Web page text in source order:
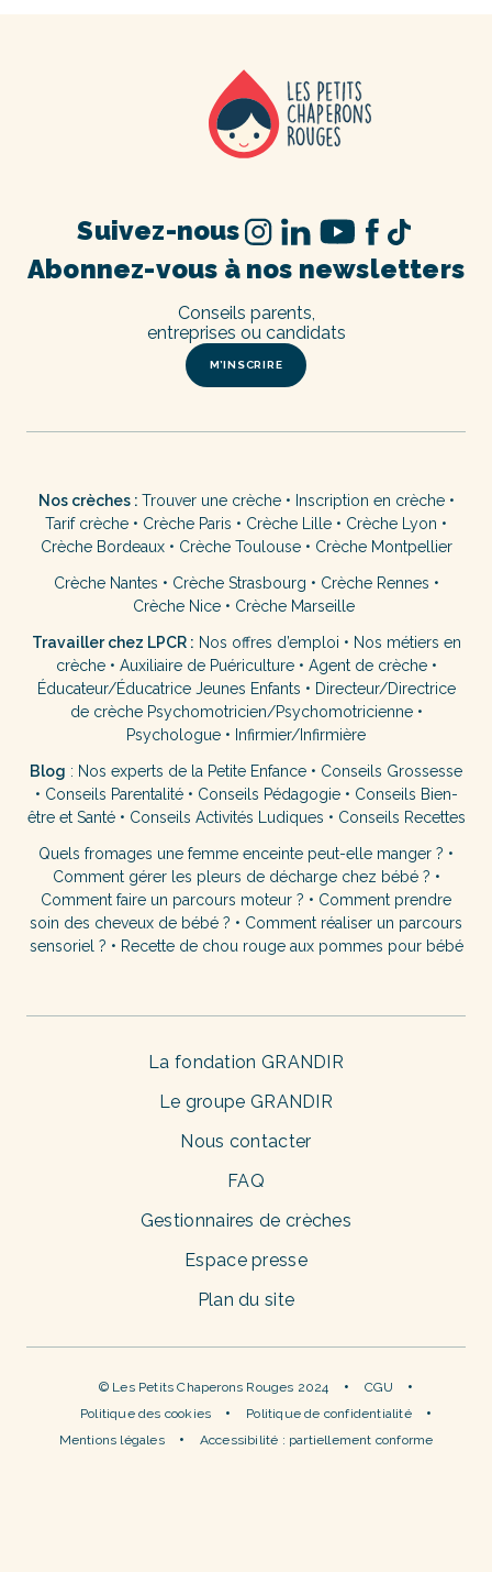
Abonnez-vous à nos newsletters
M’INSCRIRE
Conseils parents,
entreprises ou candidats
Suivez-nous
Nos crèches : Trouver une crèche• Inscription en crèche•
Tarif crèche • Crèche Paris • Crèche Lille • Crèche Lyon •
Crèche Bordeaux• Crèche Toulouse• Crèche Montpellier
Crèche Nantes • Crèche Strasbourg • Crèche Rennes •
Crèche Nice • Crèche Marseille
Travailler chez LPCR : Nos offres d’emploi • Nos métiers en
crèche• Auxiliaire de Puériculture• Agent de crèche•
Éducateur/Éducatrice Jeunes Enfants • Directeur/Directrice
de crèche Psychomotricien/Psychomotricienne•
Psychologue • Infirmier/Infirmière
Blog : Nos experts de la Petite Enfance • Conseils Grossesse
• Conseils Parentalité• Conseils Pédagogie• Conseils Bien-
être et Santé• Conseils Activités Ludiques • Conseils Recettes
Quels fromages une femme enceinte peut-elle manger ? •
Comment gérer les pleurs de décharge chez bébé ? •
Comment faire un parcours moteur ? • Comment prendre
soin des cheveux de bébé ? • Comment réaliser un parcours
sensoriel ? • Recette de chou rouge aux pommes pour bébé
La fondation GRANDIR
Le groupe GRANDIR
Nous contacter
FAQ
Gestionnaires de crèches
Espace presse
Plan du site
© Les Petits Chaperons Rouges 2024
CGU
Politique des cookies
Politique de confidentialité
Mentions légales
Accessibilité : partiellement conforme